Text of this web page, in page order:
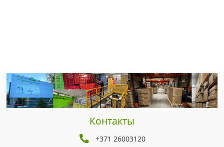
Контакты
+371 26003120